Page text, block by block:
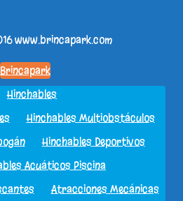
www.brincapark.com
Brincapark
Hinchables
Hinchables Multiobstáculos
Hinchables Deportivos
Acuáticos Piscina
Atracciones Mecánicas